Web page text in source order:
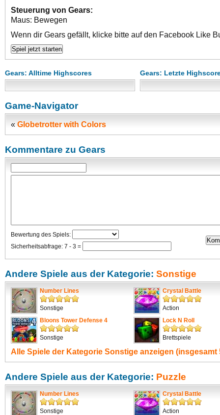
Steuerung von Gears:
Maus: Bewegen
Wenn dir Gears gefällt, klicke bitte auf den Facebook Like
Gears: Alltime Highscores Gears: Letzte
Game-Navigator
« Globetrotter with Colors
Kommentare zu Gears
Bewertung des Spiels:
Sicherheitsabfrage: 7 - 3 =
Andere Spiele aus der Kategorie: Sonstige
Number Lines
Sonstige
Crystal Battle
Action
Bloons Tower Defense 4
Sonstige
Lock N Roll
Brettspiele
Alle Spiele der Kategorie Sonstige anzeigen (insgesamt
Andere Spiele aus der Kategorie: Puzzle
Number Lines
Sonstige
Crystal Battle
Action